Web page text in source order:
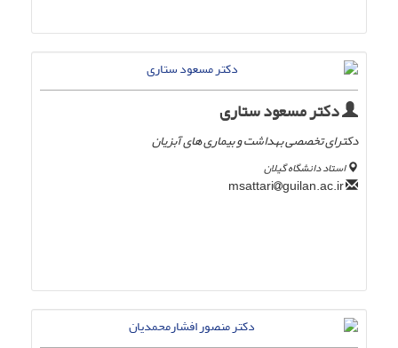
دکتر مسعود ستاری
دکترای تخصصی بهداشت و بیماری های آبزیان
استاد دانشگاه گیلان
guilan.ac.ir